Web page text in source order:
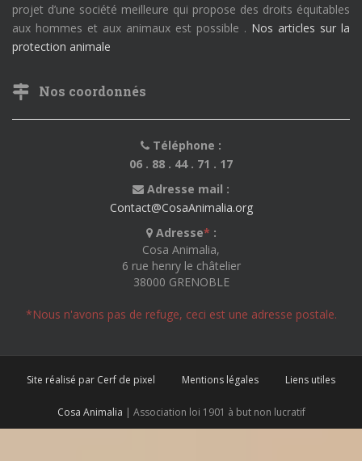
projet d’une société meilleure qui propose des droits équitables
aux hommes et aux animaux est possible . Nos articles sur la
protection animale
Nos coordonnés
Téléphone :
06 . 88 . 44 . 71 . 17
Adresse mail :
Contact@CosaAnimalia.org
Adresse* :
Cosa Animalia,
6 rue henry le châtelier
38000 GRENOBLE
*Nous n'avons pas de refuge, ceci est une adresse postale.
Site réalisé par Cerf de pixel Mentions légales Liens utiles
Cosa Animalia | Association loi 1901 à but non lucratif